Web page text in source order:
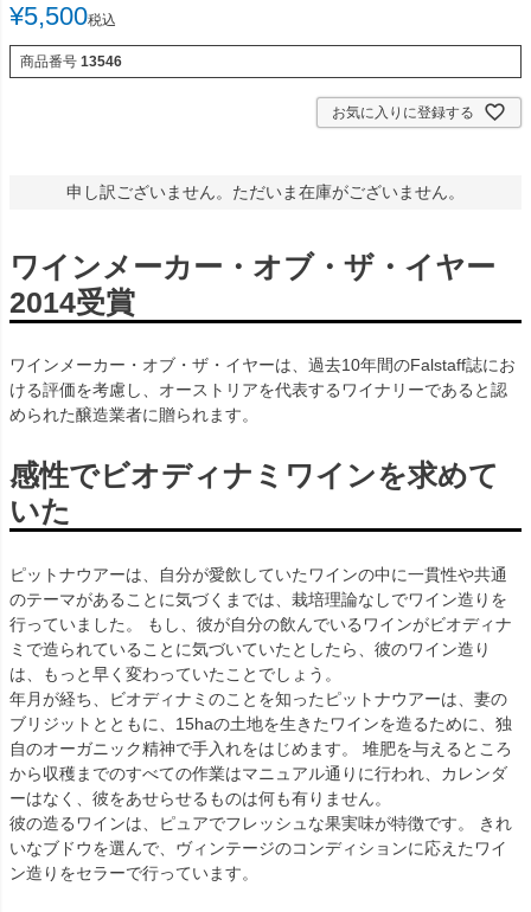
¥5,500税込
商品番号 13546
お気に入りに登録する
申し訳ございません。ただいま在庫がございません。
ワインメーカー・オブ・ザ・イヤー
2014受賞
ワインメーカー・オブ・ザ・イヤーは、過去10年間のFalstaff誌にお
ける評価を考慮し、オーストリアを代表するワイナリーであると認
められた醸造業者に贈られます。
感性でビオディナミワインを求めて
いた
ピットナウアーは、自分が愛飲していたワインの中に一貫性や共通
のテーマがあることに気づくまでは、栽培理論なしでワイン造りを
行っていました。 もし、彼が自分の飲んでいるワインがビオディナ
ミで造られていることに気づいていたとしたら、彼のワイン造り
は、もっと早く変わっていたことでしょう。
年月が経ち、ビオディナミのことを知ったピットナウアーは、妻の
ブリジットとともに、15haの土地を生きたワインを造るために、独
自のオーガニック精神で手入れをはじめます。 堆肥を与えるところ
から収穫までのすべての作業はマニュアル通りに行われ、カレンダ
ーはなく、彼をあせらせるものは何も有りません。
彼の造るワインは、ピュアでフレッシュな果実味が特徴です。 きれ
いなブドウを選んで、ヴィンテージのコンディションに応えたワイ
ン造りをセラーで行っています。